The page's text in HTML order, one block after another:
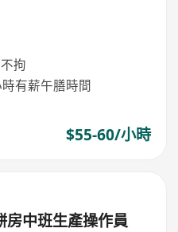
拘
有薪午膳時間
$55-60/小時
中班生產操作員